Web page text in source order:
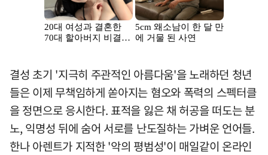
결성 초기 '지극히 주관적인 아름다움'을 노래하던 청년
들은 이제 무책임하게 쏟아지는 혐오와 폭력의 스펙터클
을 정면으로 응시한다. 표적을 잃은 채 허공을 떠도는 분
노, 익명성 뒤에 숨어 서로를 난도질하는 가벼운 언어들.
한나 아렌트가 지적한 '악의 평범성'이 매일같이 온라인